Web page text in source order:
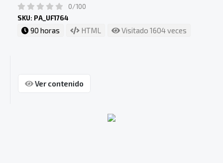
0/100
SKU: PA_UF1764
90 horas HTML Visitado 1604 veces
Ver contenido